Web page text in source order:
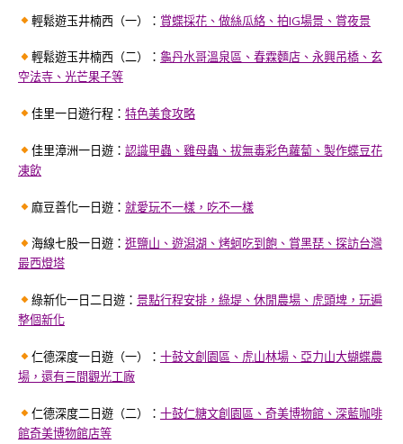
輕鬆遊玉井楠西（一）： 賞蝶採花、做絲瓜絡、拍IG場景、賞夜景
輕鬆遊玉井楠西（二）： 龜丹水哥溫泉區、春霖麵店、永興吊橋、玄
空法寺、光芒果子等
佳里一日遊行程： 特色美食攻略
佳里漳洲一日遊： 認識甲蟲、雞母蟲、拔無毒彩色蘿蔔、製作蝶豆花
凍飲
麻豆善化一日遊： 就愛玩不一樣，吃不一樣
海線七股一日遊： 逛鹽山、遊潟湖、烤蚵吃到飽、賞黑琵、探訪台灣
最西燈塔
綠新化一日二日遊： 景點行程安排，綠堤、休閒農場、虎頭埤，玩遍
整個新化
仁德深度一日遊（一）： 十鼓文創園區、虎山林場、亞力山大蝴蝶農
場，還有三間觀光工廠
仁德深度二日遊（二）： 十鼓仁糖文創園區、奇美博物館、深藍咖啡
館奇美博物館店等